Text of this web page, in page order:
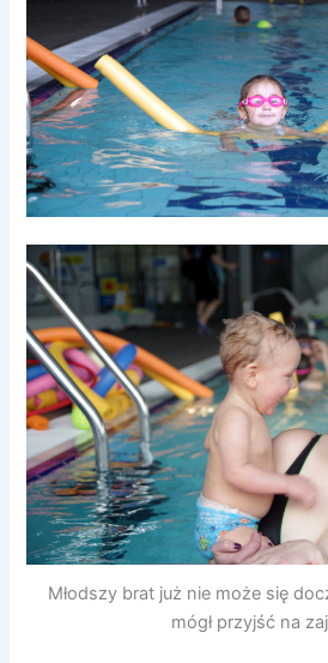
Młodszy brat już nie może się
mógł przyjść na